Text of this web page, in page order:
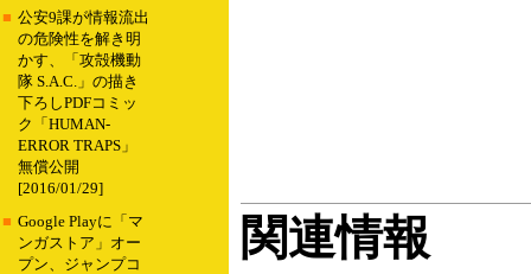
■ 公安9課が情報流出
の危険性を解き明
かす、「攻殻機動
隊 S.A.C.」の描き
下ろしPDFコミッ
ク「HUMAN-
ERROR TRAPS」
無償公開
[2016/01/29]
■ Google Playに「マ
ンガストア」オー
プン、ジャンプコ
関連情報